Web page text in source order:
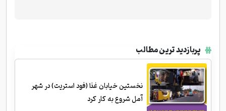
پربازدید ترین مطالب
نخستین خیابان غذا (فود استریت) در شهر
آمل شروع به کار کرد